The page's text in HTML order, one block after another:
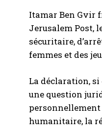
Itamar Ben Gvir
Jerusalem Post,
sécuritaire,
femmes et des
La déclaration,
une question
humanitaire, la